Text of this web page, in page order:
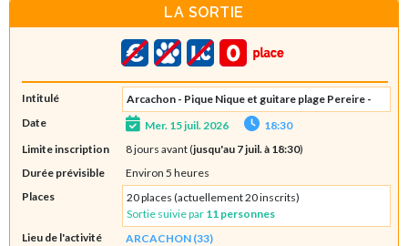
LA SORTIE
Intitulé
Arcachon - Pique Nique et guitare plage Pereire -
Date
Mer. 15 juil. 2026
18:30
Limite inscription
8 jours avant (jusqu'au 7 juil. à 18:30)
Durée prévisible
Environ 5 heures
Places
20 places (actuellement 20 inscrits)
Sortie suivie par 11 personnes
Lieu de l'activité
ARCACHON (33)